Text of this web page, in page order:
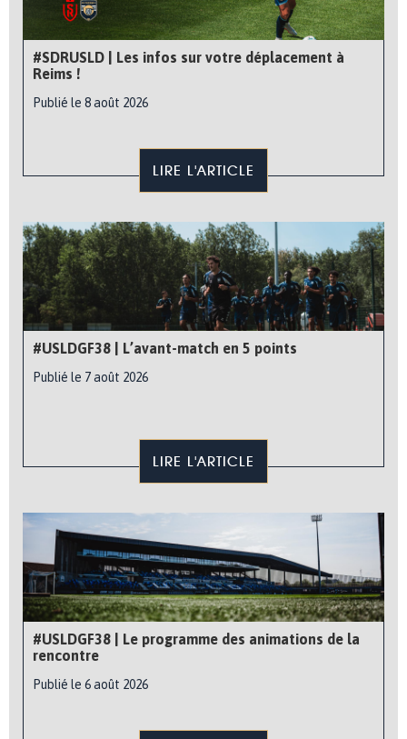
#SDRUSLD | Les infos sur votre déplacement à
Reims !
Publié le 8 août 2026
LIRE L'ARTICLE
#USLDGF38 | L’avant-match en 5 points
Publié le 7 août 2026
LIRE L'ARTICLE
#USLDGF38 | Le programme des animations de la
rencontre
Publié le 6 août 2026